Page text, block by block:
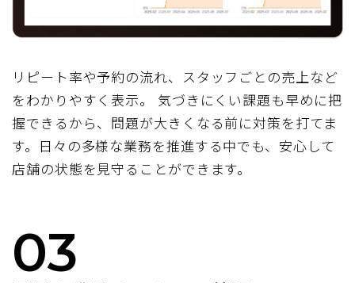
リピート率や予約の流れ、スタッフごとの売上など
をわかりやすく表示。 気づきにくい課題も早めに把
握できるから、問題が大きくなる前に対策を打てま
す。日々の多様な業務を推進する中でも、安心して
店舗の状態を見守ることができます。
03